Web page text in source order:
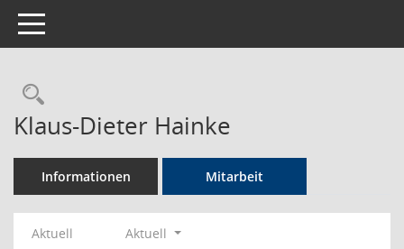
Toggle navigation
Rechercheauswahl
Klaus-Dieter Hainke
Informationen Mitarbeit
Aktuell
Aktuell